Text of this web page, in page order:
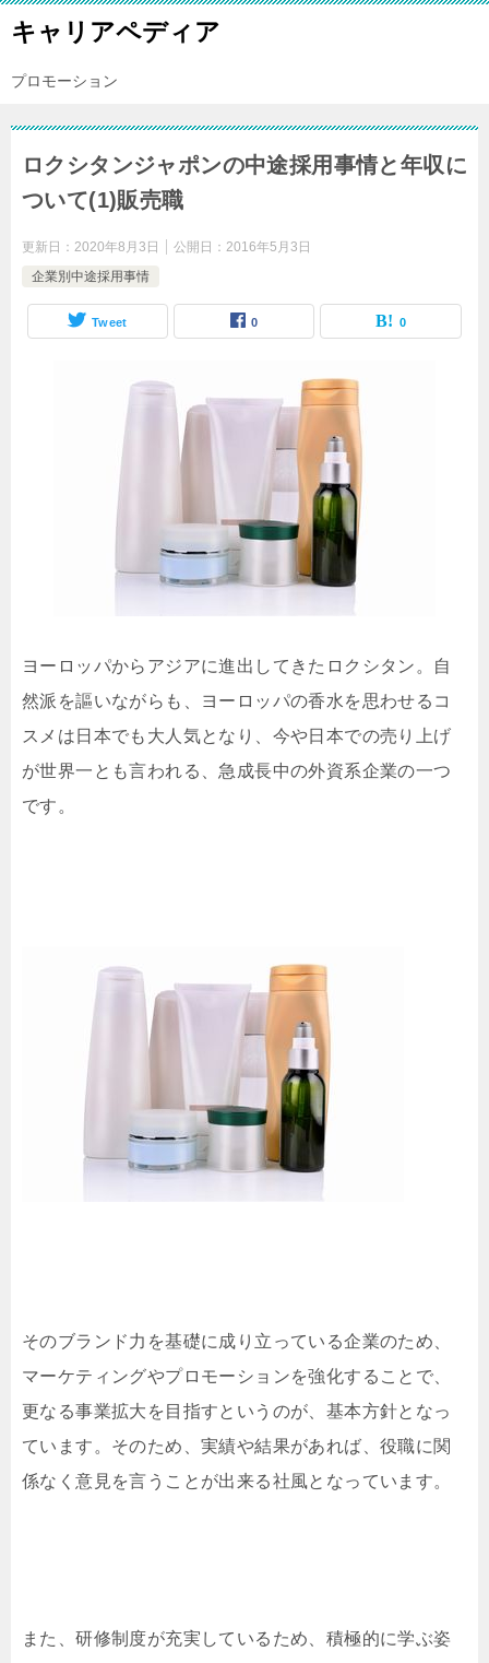
キャリアペディア
プロモーション
ロクシタンジャポンの中途採用事情と年収に
ついて(1)販売職
更新日： 2020年8月3日 公開日： 2016年5月3日
企業別中途採用事情
Tweet 0 0
ヨーロッパからアジアに進出してきたロクシタン。自
然派を謳いながらも、ヨーロッパの香水を思わせるコ
スメは日本でも大人気となり、今や日本での売り上げ
が世界一とも言われる、急成長中の外資系企業の一つ
です。
そのブランド力を基礎に成り立っている企業のため、
マーケティングやプロモーションを強化することで、
更なる事業拡大を目指すというのが、基本方針となっ
ています。そのため、実績や結果があれば、役職に関
係なく意見を言うことが出来る社風となっています。
また、研修制度が充実しているため、積極的に学ぶ姿